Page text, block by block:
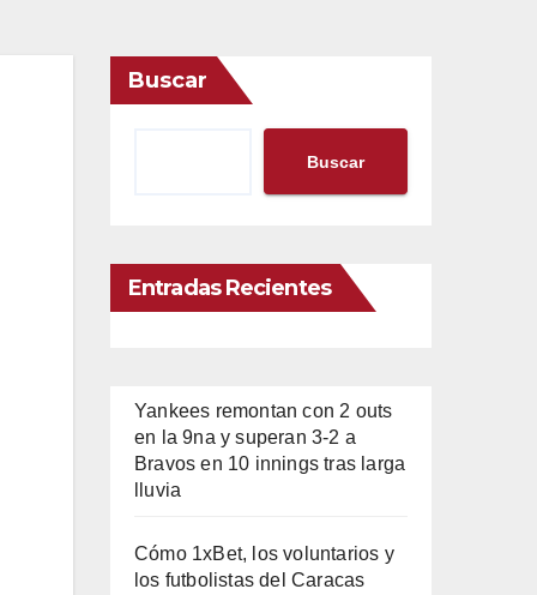
Buscar
Buscar
Entradas Recientes
Yankees remontan con 2 outs
en la 9na y superan 3-2 a
Bravos en 10 innings tras larga
lluvia
Cómo 1xBet, los voluntarios y
los futbolistas del Caracas